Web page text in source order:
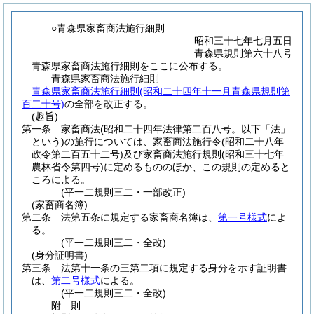
○青森県家畜商法施行細則
昭和三十七年七月五日
青森県規則第六十八号
青森県家畜商法施行細則をここに公布する。
青森県家畜商法施行細則
青森県家畜商法施行細則(昭和二十四年十一月青森県規則第
百二十号)の全部を改正する。
(趣旨)
第一条
家畜商法(昭和二十四年法律第二百八号。以下「法」
という)の施行については、家畜商法施行令(昭和二十八年
政令第二百五十二号)及び家畜商法施行規則 (昭和三十七年
農林省令第四号)に定めるもののほか、この規則の定めると
ころによる。
(平一二規則三二・一部改正)
(家畜商名簿)
第二条
法第五条に規定する家畜商名簿は、 第一号様式によ
る。
(平一二規則三二・全改)
(身分証明書)
第三条
法第十一条の三第二項に規定する身分を示す証明書
は、 第二号様式による。
(平一二規則三二・全改)
附 則